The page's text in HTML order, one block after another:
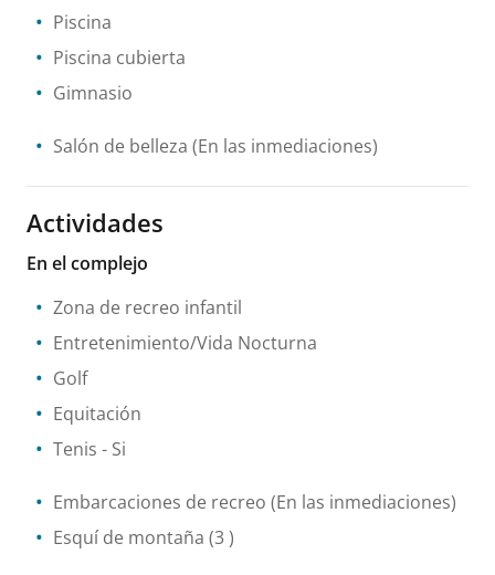
Piscina
Piscina cubierta
Gimnasio
Salón de belleza (En las inmediaciones)
Actividades
En el complejo
Zona de recreo infantil
Entretenimiento/Vida Nocturna
Golf
Equitación
Tenis - Si
Embarcaciones de recreo (En las inmediaciones)
Esquí de montaña (3 )